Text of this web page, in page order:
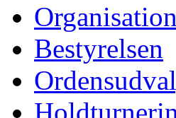
Organisation
Bestyrelsen